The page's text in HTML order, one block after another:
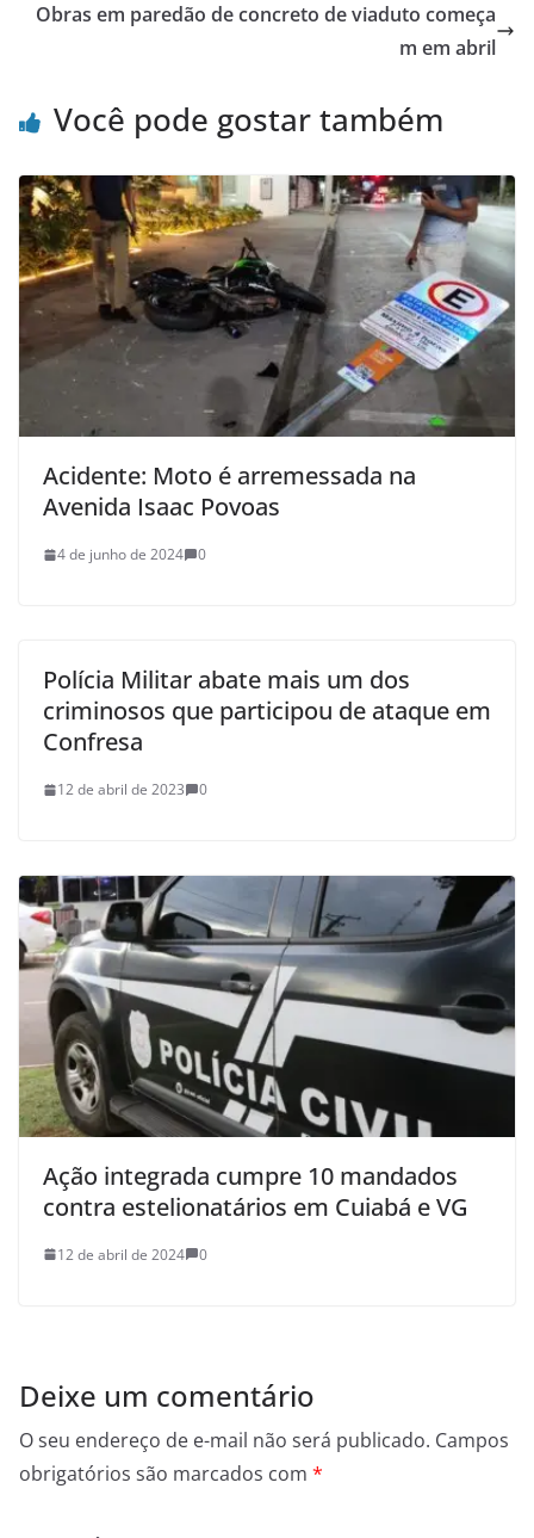
Obras em paredão de concreto de viaduto começa
m em abril
Você pode gostar também
Acidente: Moto é arremessada na
Avenida Isaac Povoas
4 de junho de 2024 0
Polícia Militar abate mais um dos
criminosos que participou de ataque em
Confresa
12 de abril de 2023 0
Ação integrada cumpre 10 mandados
contra estelionatários em Cuiabá e VG
12 de abril de 2024 0
Deixe um comentário
O seu endereço de e-mail não será publicado. Campos
obrigatórios são marcados com *